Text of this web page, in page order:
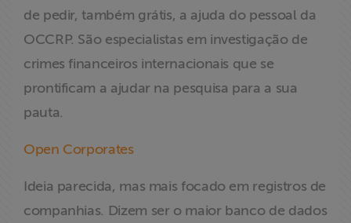
de pedir, também grátis, a ajuda do pessoal da
OCCRP. São especialistas em investigação de
crimes financeiros internacionais que se
prontificam a ajudar na pesquisa para a sua
pauta.
Open Corporates
Ideia parecida, mas mais focado em registros de
companhias. Dizem ser o maior banco de dados